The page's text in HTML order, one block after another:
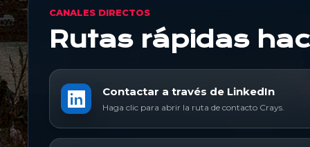
CANALES DIRECTOS
Rutas rápidas
Contactar a través de LinkedIn
Haga clic para abrir la ruta de contacto Crays.